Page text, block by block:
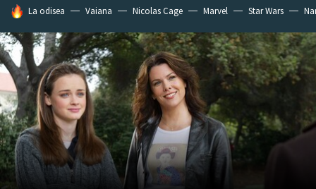
HOY SE HABLA DE
La odisea Vaiana Nicolas Cage Marvel Star Wars